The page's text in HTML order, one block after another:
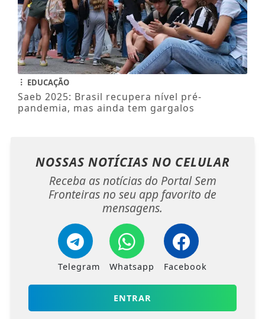
EDUCAÇÃO
Saeb 2025: Brasil recupera nível pré-
pandemia, mas ainda tem gargalos
NOSSAS NOTÍCIAS NO CELULAR
Receba as notícias do Portal Sem
Fronteiras no seu app favorito de
mensagens.
Telegram Whatsapp Facebook
ENTRAR